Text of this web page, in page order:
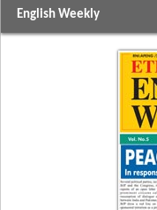
English Weekly